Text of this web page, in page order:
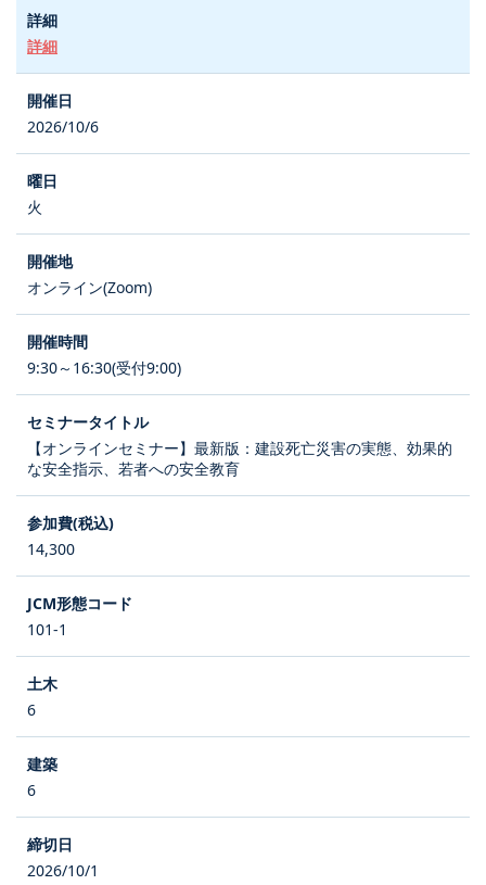
詳細
2026/10/6
火
オンライン(Zoom)
9:30～16:30(受付9:00)
【オンラインセミナー】最新版：建設死亡災害の実態、効果的
な安全指示、若者への安全教育
14,300
101-1
6
6
2026/10/1